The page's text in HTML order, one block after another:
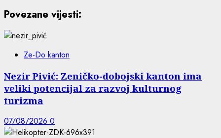
Povezane vijesti:
Ze-Do kanton
Nezir Pivić: Zeničko-dobojski kanton ima
veliki potencijal za razvoj kulturnog
turizma
07/08/2026 0